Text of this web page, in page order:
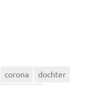
corona
dochter